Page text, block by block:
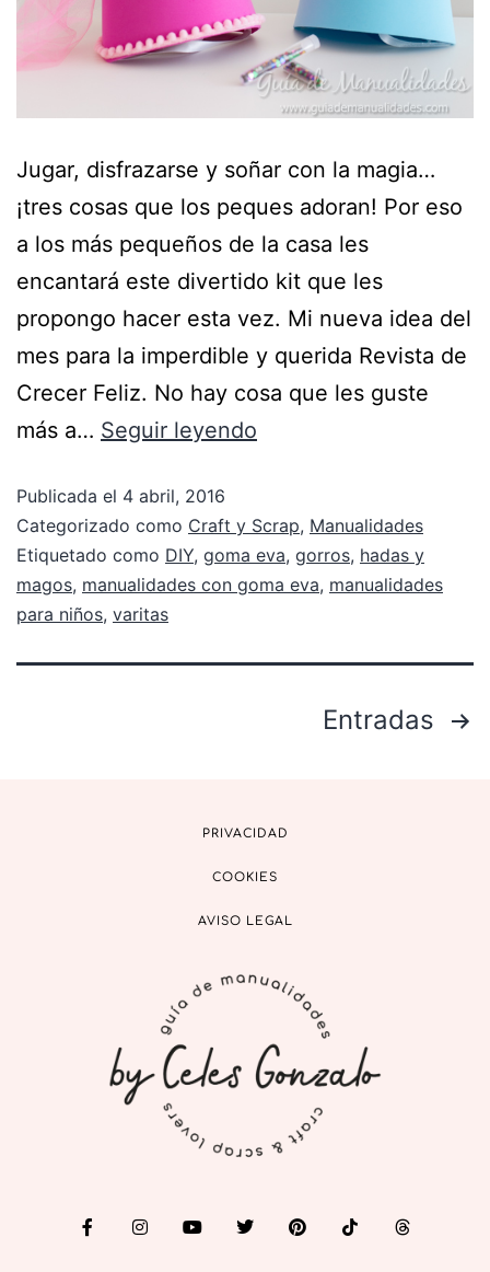
Jugar, disfrazarse y soñar con la magia…
¡tres cosas que los peques adoran! Por eso
a los más pequeños de la casa les
encantará este divertido kit que les
propongo hacer esta vez. Mi nueva idea del
mes para la imperdible y querida Revista de
Crecer Feliz. No hay cosa que les guste
más a… Seguir leyendo
Publicada el 4 abril, 2016
Categorizado como Craft y Scrap, Manualidades
Etiquetado como DIY, goma eva, gorros, hadas y
magos, manualidades con goma eva, manualidades
para niños, varitas
Entradas
PRIVACIDAD
COOKIES
AVISO LEGAL